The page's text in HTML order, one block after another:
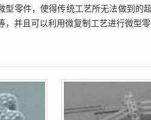
型零件，使得传统工艺所无法做到的
，并且可以利用微复制工艺进行微型零